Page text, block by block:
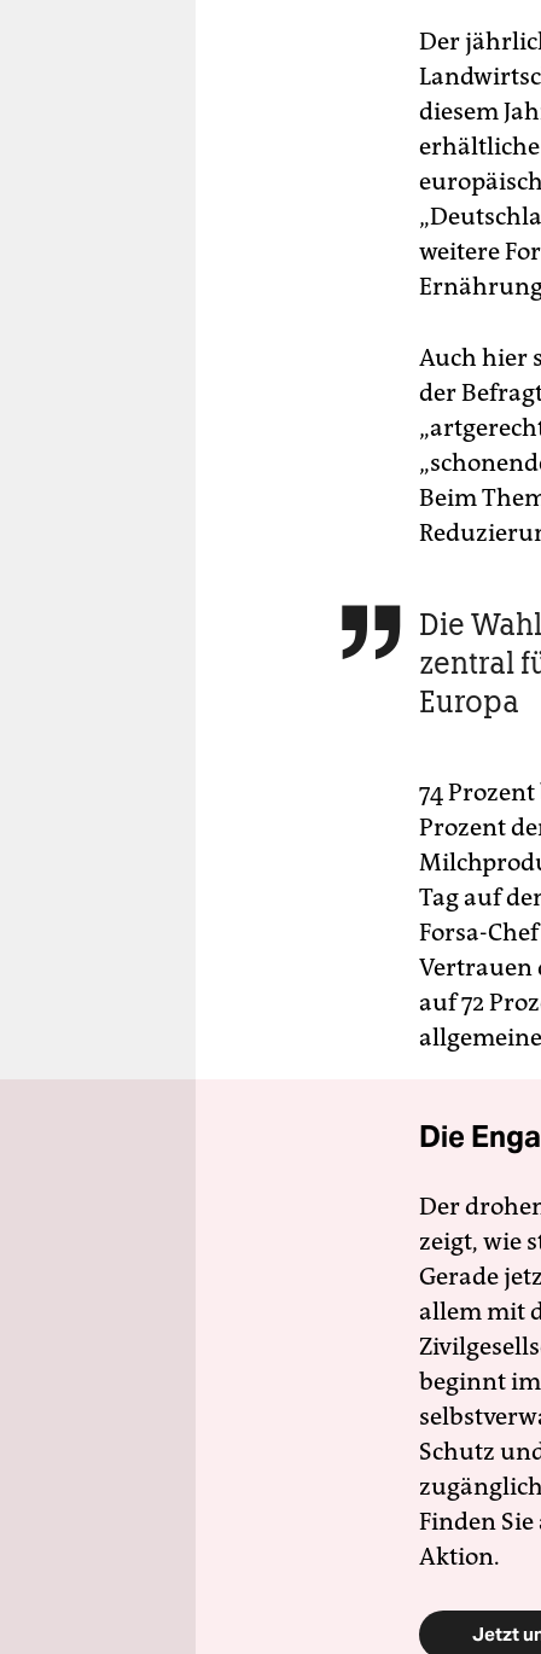
Der
diesem
weitere
Auch hier
der
Beim
 Die
zentral
Europa
74
Prozent
Tag auf
Forsa-
Vertrauen
auf 72
Die
Der
zeigt, wie
Gerade
allem mit
beginnt
Schutz
Finden
Aktion.
Jetzt